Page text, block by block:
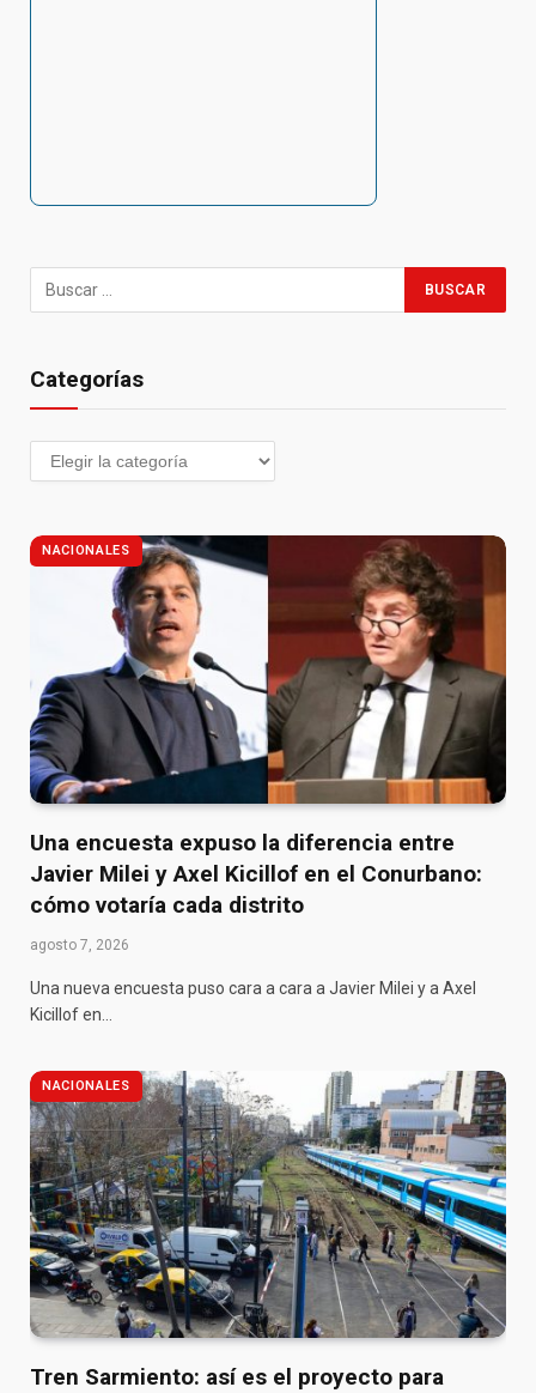
Categorías
NACIONALES
Una encuesta expuso la diferencia entre
Javier Milei y Axel Kicillof en el Conurbano:
cómo votaría cada distrito
agosto 7, 2026
Una nueva encuesta puso cara a cara a Javier Milei y a Axel
Kicillof en…
NACIONALES
Tren Sarmiento: así es el proyecto para